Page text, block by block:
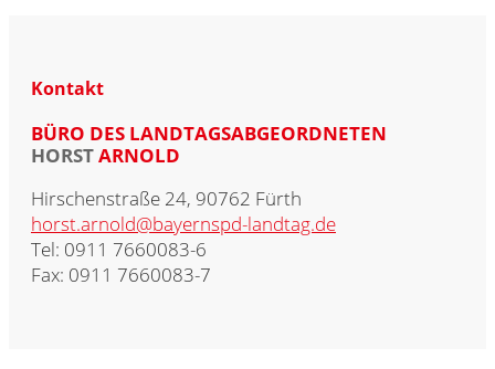
Kontakt
BÜRO DES LANDTAGSABGEORDNETEN
HORSTARNOLD
Hirschenstraße 24, 90762 Fürth
horst.arnold@bayernspd-landtag.de
Tel: 0911 7660083-6
Fax: 0911 7660083-7